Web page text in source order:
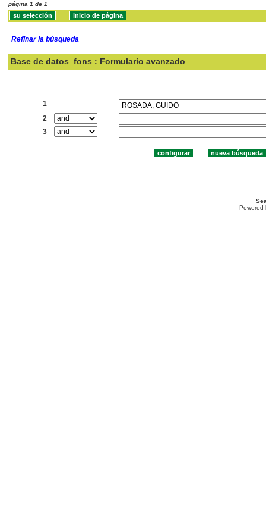
página 1 de 1
Refinar la búsqueda
Base de datos fons : Formulario avanzado
1
2
3